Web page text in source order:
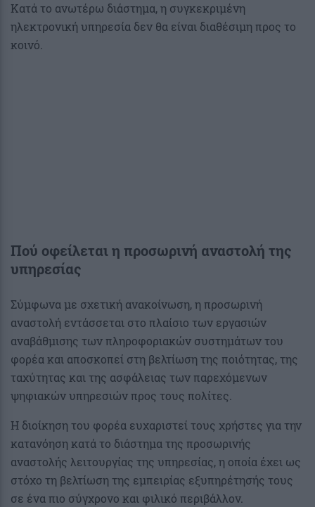
Κατά το ανωτέρω διάστημα, η συγκεκριμένη
ηλεκτρονική υπηρεσία δεν θα είναι διαθέσιμη προς το
κοινό.
Πού οφείλεται η προσωρινή αναστολή της
υπηρεσίας
Σύμφωνα με σχετική ανακοίνωση, η προσωρινή
αναστολή εντάσσεται στο πλαίσιο των εργασιών
αναβάθμισης των πληροφοριακών συστημάτων του
φορέα και αποσκοπεί στη βελτίωση της ποιότητας, της
ταχύτητας και της ασφάλειας των παρεχόμενων
ψηφιακών υπηρεσιών προς τους πολίτες.
Η διοίκηση του φορέα ευχαριστεί τους χρήστες για την
κατανόηση κατά το διάστημα της προσωρινής
αναστολής λειτουργίας της υπηρεσίας, η οποία έχει ως
στόχο τη βελτίωση της εμπειρίας εξυπηρέτησής τους
σε ένα πιο σύγχρονο και φιλικό περιβάλλον.